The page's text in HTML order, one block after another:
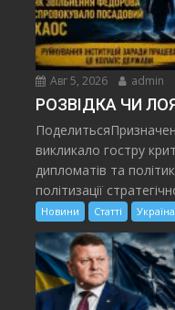
Авг 5, 2026 admin
РОЗВІДКА ЧИ
викликало гостру
дипломатів та
політизації
Новини Статті Україна